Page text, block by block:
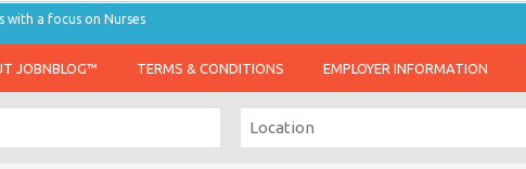
with a focus on Nurses
JOBNBLOG™ TERMS & CONDITIONS EMPLOYER INFORMATION